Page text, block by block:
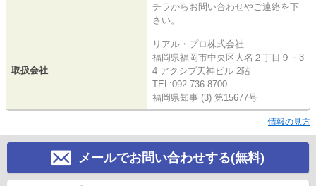
チラからお問い合わせやご連絡を下
さい。
取扱会社
リアル・プロ株式会社
福岡県福岡市中央区大名２丁目９－3
4 アクシブ天神ビル 2階
TEL:092-736-8700
福岡県知事 (3) 第15677号
情報の見方
メールでお問い合わせする(無料)